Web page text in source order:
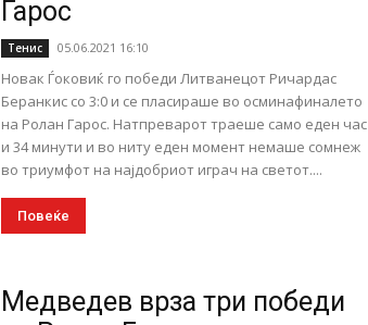
Гарос
Тенис 05.06.2021 16:10
Новак Ѓоковиќ го победи Литванецот Ричардас
Беранкис со 3:0 и се пласираше во осминафиналето
на Ролан Гарос. Натпреварот траеше само еден час
и 34 минути и во ниту еден момент немаше сомнеж
во триумфот на најдобриот играч на светот....
Повеќе
Медведев врза три победи